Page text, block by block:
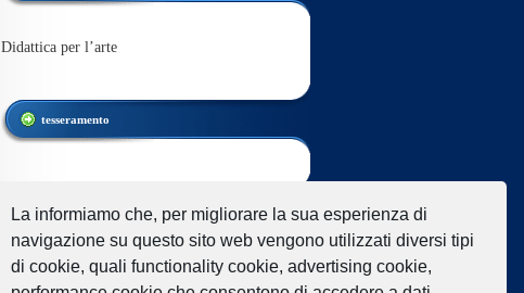
La informiamo che, per migliorare la sua esperienza di
navigazione su questo sito web vengono utilizzati diversi tipi
di cookie, quali functionality cookie, advertising cookie,
Didattica per l’arte
tesseramento
link